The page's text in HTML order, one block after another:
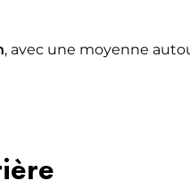
, avec une moyenne